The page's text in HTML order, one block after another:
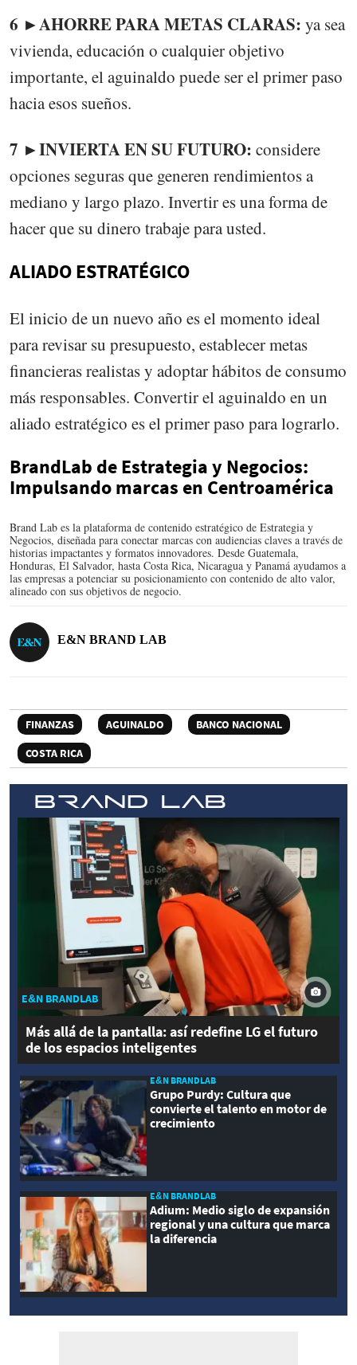
6 ►AHORRE PARA METAS CLARAS: ya sea
vivienda, educación o cualquier objetivo
importante, el aguinaldo puede ser el primer paso
hacia esos sueños.
7 ►INVIERTA EN SU FUTURO: considere
opciones seguras que generen rendimientos a
mediano y largo plazo. Invertir es una forma de
hacer que su dinero trabaje para usted.
ALIADO ESTRATÉGICO
El inicio de un nuevo año es el momento ideal
para revisar su presupuesto, establecer metas
financieras realistas y adoptar hábitos de consumo
más responsables. Convertir el aguinaldo en un
aliado estratégico es el primer paso para lograrlo.
BrandLab de Estrategia y Negocios:
Impulsando marcas en Centroamérica
Brand Lab es la plataforma de contenido estratégico de Estrategia y
Negocios, diseñada para conectar marcas con audiencias claves a través de
historias impactantes y formatos innovadores. Desde Guatemala,
Honduras, El Salvador, hasta Costa Rica, Nicaragua y Panamá ayudamos a
las empresas a potenciar su posicionamiento con contenido de alto valor,
alineado con sus objetivos de negocio.
E&N BRAND LAB
FINANZAS AGUINALDO
BANCO NACIONAL
COSTA RICA
E&N BRANDLAB
Más allá de la pantalla: así redefine LG el futuro
de los espacios inteligentes
E&N BRANDLAB
Grupo Purdy: Cultura que
convierte el talento en motor de
crecimiento
E&N BRANDLAB
Adium: Medio siglo de expansión
regional y una cultura que marca
la diferencia